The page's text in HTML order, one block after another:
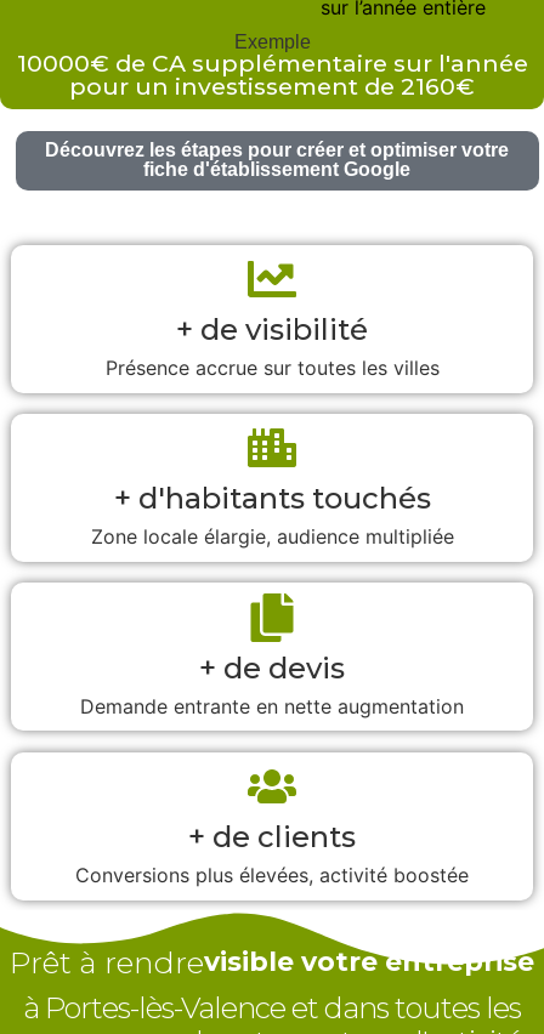
sur l’année entière
Exemple
10000€ de CA supplémentaire sur l'année
pour un investissement de 2160€
Découvrez les étapes pour créer et optimiser votre
fiche d'établissement Google
+ de visibilité
Présence accrue sur toutes les villes
+ d'habitants touchés
Zone locale élargie, audience multipliée
+ de devis
Demande entrante en nette augmentation
+ de clients
Conversions plus élevées, activité boostée
Prêt à rendrevisible votre entreprise
à Portes-lès-Valence et dans toutes les